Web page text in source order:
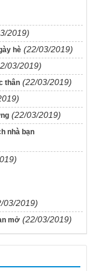
2019)
hè (22/03/2019)
03/2019)
thân (22/03/2019)
(22/03/2019)
nhà bạn
03/2019)
mở (22/03/2019)